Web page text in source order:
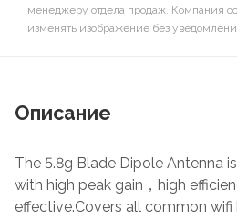
менеджеру отдела продаж. Компания
изменять изображение без
Описание
The 5.8g Blade Dipole Antenna
with high peak gain，high
effective.Covers all common